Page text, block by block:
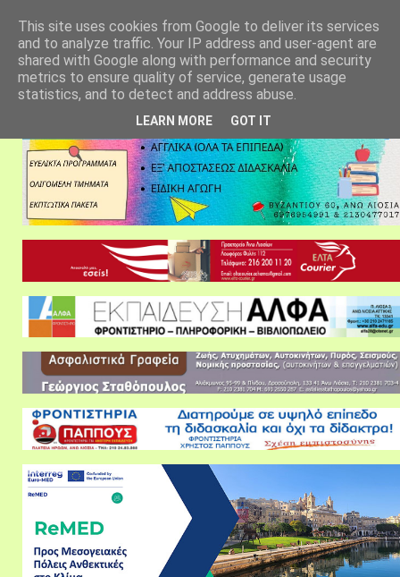
This site uses cookies from Google to deliver its services
and to analyze traffic. Your IP address and user-agent are
shared with Google along with performance and security
metrics to ensure quality of service, generate usage
statistics, and to detect and address abuse.
LEARN MORE GOT IT